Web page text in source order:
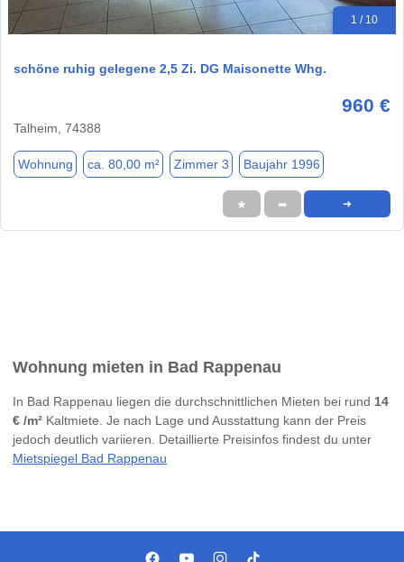
1 / 10
schöne ruhig gelegene 2,5 Zi. DG Maisonette Whg.
960 €
Talheim, 74388
Wohnung ca. 80,00 m² Zimmer 3 Baujahr 1996
★ ➦ ➜
Wohnung mieten in Bad Rappenau
In Bad Rappenau liegen die durchschnittlichen Mieten bei rund 14
€ /m² Kaltmiete. Je nach Lage und Ausstattung kann der Preis
jedoch deutlich variieren. Detaillierte Preisinfos findest du unter
Mietspiegel Bad Rappenau